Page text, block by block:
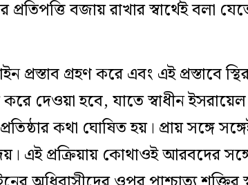
বজায় রাখার স্বার্থেই বলা
গ্রহণ করে এবং এই প্রস্তাবে
দেওয়া হবে, যাতে স্বাধীন ইসরায়েল
কথা ঘোষিত হয়। প্রায় সঙ্গে
এই প্রক্রিয়ায় কোথাওই আরবদের